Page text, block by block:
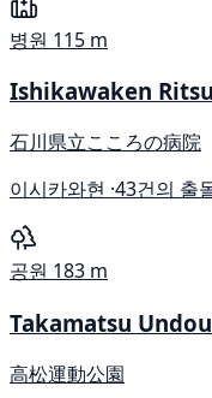
병원 115 m
Ishikawaken
石川県立こころの病院
이시카와현 ·43건의 출
공원 183 m
Takamatsu
高松運動公園